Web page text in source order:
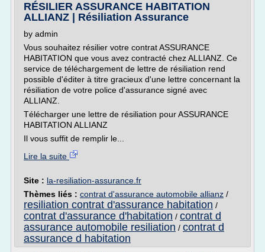
RÉSILIER ASSURANCE HABITATION
ALLIANZ | Résiliation Assurance
by admin
Vous souhaitez résilier votre contrat ASSURANCE
HABITATION que vous avez contracté chez ALLIANZ. Ce
service de téléchargement de lettre de résiliation rend
possible d'éditer à titre gracieux d'une lettre concernant la
résiliation de votre police d'assurance signé avec
ALLIANZ.
Télécharger une lettre de résiliation pour ASSURANCE
HABITATION ALLIANZ
Il vous suffit de remplir le...
Lire la suite
Site : la-resiliation-assurance.fr
Thèmes liés : contrat d'assurance automobile allianz /
resiliation contrat d'assurance habitation /
contrat d'assurance d'habitation / contrat d
assurance automobile resiliation / contrat d
assurance d habitation